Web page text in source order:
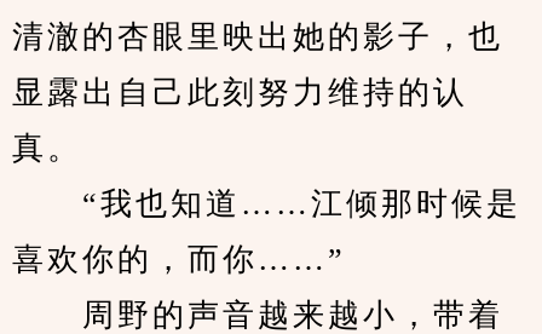
清澈的杏眼里映出她的影子，也
显露出自己此刻努力维持的认
真。
“我也知道……江倾那时候是
喜欢你的，而你……”
周野的声音越来越小，带着